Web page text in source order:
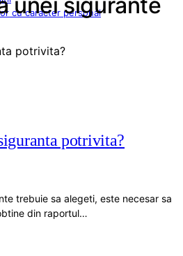
cu caracter personal
unei sigurante
potrivita?
trebuie sa alegeti, este necesar sa
din raportul…